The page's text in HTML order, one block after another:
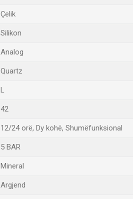
Çelik
Silikon
Analog
Quartz
L
42
12/24 orë, Dy kohë, Shumëfunksional
5 BAR
Mineral
Argjend